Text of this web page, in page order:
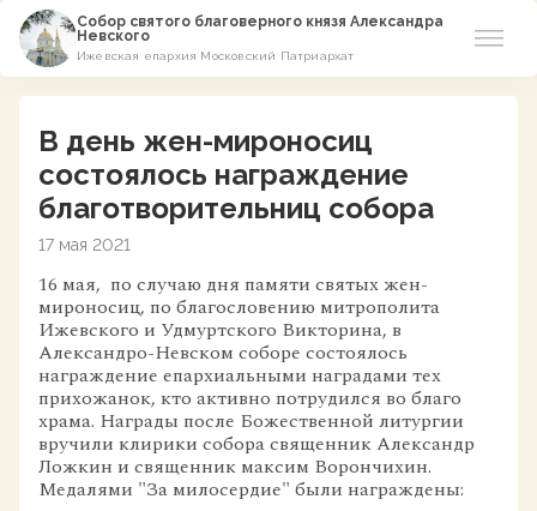
Собор святого благоверного князя Александра
Невского
Ижевская епархия Московский Патриархат
Азы Православия
Расписание
Виртуальный музей
Пожертвование
Контакты
В день жен-мироносиц
состоялось награждение
благотворительниц собора
17 мая 2021
16 мая, по случаю дня памяти святых жен-
мироносиц, по благословению митрополита
Ижевского и Удмуртского Викторина, в
Александро-Невском соборе состоялось
награждение епархиальными наградами тех
прихожанок, кто активно потрудился во благо
храма. Награды после Божественной литургии
вручили клирики собора священник Александр
Ложкин и священник максим Ворончихин.
Медалями "За милосердие" были награждены: